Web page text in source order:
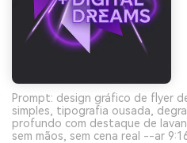
Prompt: design gráfico de flyer
simples, tipografia ousada,
profundo com destaque de
sem mãos, sem cena real --ar